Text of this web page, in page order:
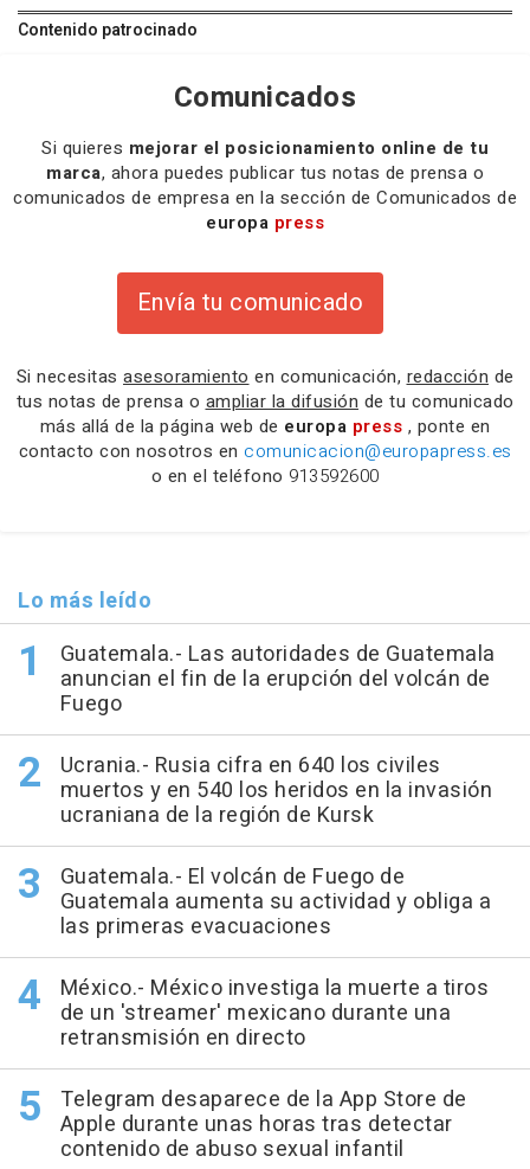
Contenido patrocinado
Comunicados
Si quieres mejorar el posicionamiento online de tu
marca, ahora puedes publicar tus notas de prensa o
comunicados de empresa en la sección de Comunicados de
europa press
Envía tu comunicado
Si necesitas asesoramiento en comunicación, redacción de
tus notas de prensa o ampliar la difusión de tu comunicado
más allá de la página web de europa press , ponte en
contacto con nosotros en comunicacion@europapress.es
o en el teléfono 913592600
Lo más leído
Guatemala.- Las autoridades de Guatemala
anuncian el fin de la erupción del volcán de
Fuego
Ucrania.- Rusia cifra en 640 los civiles
muertos y en 540 los heridos en la invasión
ucraniana de la región de Kursk
Guatemala.- El volcán de Fuego de
Guatemala aumenta su actividad y obliga a
las primeras evacuaciones
México.- México investiga la muerte a tiros
de un 'streamer' mexicano durante una
retransmisión en directo
Telegram desaparece de la App Store de
Apple durante unas horas tras detectar
contenido de abuso sexual infantil